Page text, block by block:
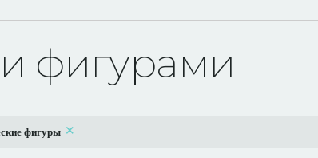
фигурами
фигуры